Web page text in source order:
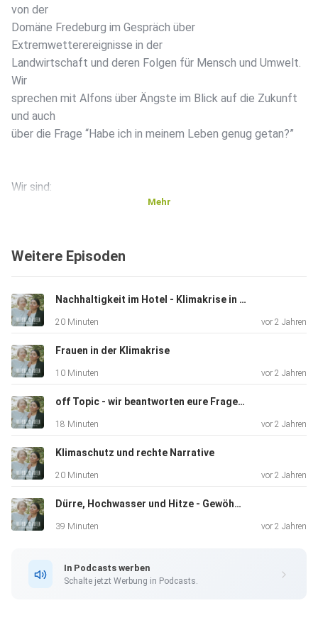
von der
Domäne Fredeburg im Gespräch über
Extremwetterereignisse in der
Landwirtschaft und deren Folgen für Mensch und Umwelt.
Wir
sprechen mit Alfons über Ängste im Blick auf die Zukunft
und auch
über die Frage “Habe ich in meinem Leben genug getan?”
Wir sind:
Nachhaltigkeit
(@https://www.instagram.com/franzischaedel/) und
Nadine Böttcher, Umweltwissenschaftlerin und
Naturcoachin
(https://naturcoaching-nadineboettcher.de/).
In unserem Podcast sprechen wir Klartext zu
Umweltthemen. Wir
interviewen dazu
auch Expert:innen.
Mehr
Weitere Episoden
Nachhaltigkeit im Hotel - Klimakrise in der Stadt
20 Minuten vor 2 Jahren
Frauen in der Klimakrise
10 Minuten vor 2 Jahren
off Topic - wir beantworten eure Fragen an uns!
18 Minuten vor 2 Jahren
Klimaschutz und rechte Narrative
20 Minuten vor 2 Jahren
Dürre, Hochwasser und Hitze - Gewöhnen wir uns an Umweltkatastrophen?
39 Minuten vor 2 Jahren
In Podcasts werben
Schalte jetzt Werbung in Podcasts.